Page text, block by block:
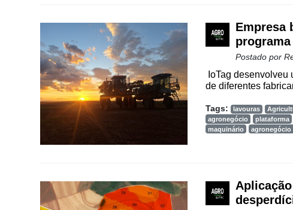
Commerce
Informatização
Empresa
Postado por
IoTag
de diferentes
Tags: lavouras
agronegócio
plataforma
maquinário
agronegócio